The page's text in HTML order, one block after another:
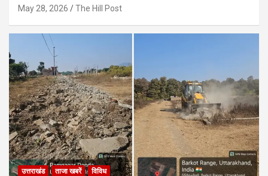
May 28, 2026 The Hill Post
उत्तराखंड ताजा खबरें विविध